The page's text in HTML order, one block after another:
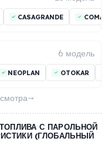
ТОПЛИВА С
АВТОМОБИЛЕЙ
11
FATİH FORD
23
CASAGRANDE